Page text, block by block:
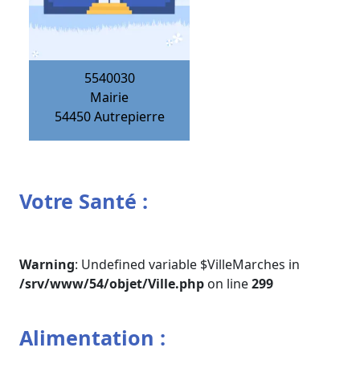
5540030
Mairie
54450 Autrepierre
Votre Santé :
Warning: Undefined variable $VilleMarches in
/srv/www/54/objet/Ville.php on line299
Alimentation :